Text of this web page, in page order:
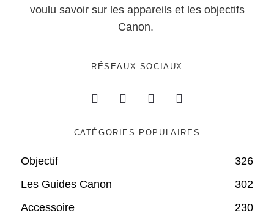
voulu savoir sur les appareils et les objectifs
Canon.
RÉSEAUX SOCIAUX
CATÉGORIES POPULAIRES
Objectif
326
Les Guides Canon
302
Accessoire
230